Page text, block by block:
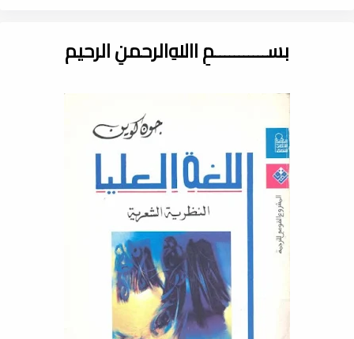
بســـــــــــمِ اﷲِالرحمنِ الرحيم